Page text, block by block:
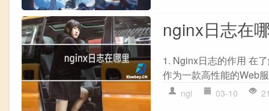
nginx日志在
1. Nginx日志的作用 在
作为一款高性能的Web
ngi 03-10